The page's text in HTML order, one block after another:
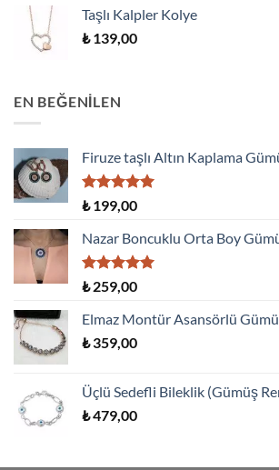
Taşlı Kalpler Kolye
₺139,00
EN BEĞENILEN
Firuze taşlı Altın Kaplama
5 üzerinden
oy
aldı
₺199,00
Nazar Boncuklu Orta Boy
5 üzerinden
oy
aldı
₺259,00
Elmaz Montür Asansörlü
₺359,00
Üçlü Sedefli Bileklik (Gümüş
₺479,00